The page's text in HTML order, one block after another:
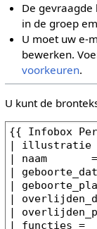
De
in de groep
U moet uw e-
bewerken.
voorkeuren.
U kunt de